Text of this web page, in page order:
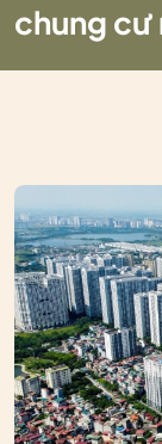
chung cư